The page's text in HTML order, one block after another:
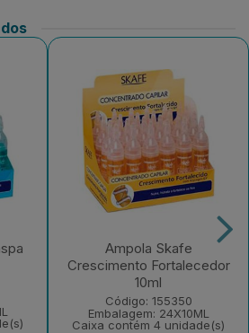
Ampola Skafe
Crescimento Fortalecedor
10ml
Código: 155350
Embalagem: 24X10ML
Caixa contém 4 unidade(s)